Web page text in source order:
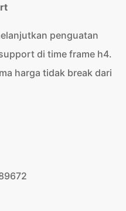
penguatan
di time frame h4.
harga tidak break dari